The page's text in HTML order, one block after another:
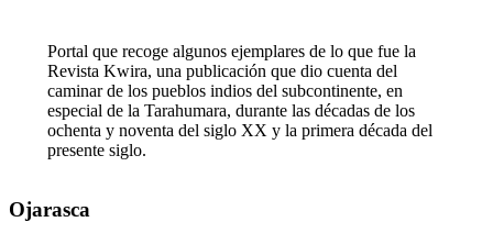
Portal que recoge algunos ejemplares de lo que fue la
Revista Kwira, una publicación que dio cuenta del
caminar de los pueblos indios del subcontinente, en
especial de la Tarahumara, durante las décadas de los
ochenta y noventa del siglo XX y la primera década del
presente siglo.
Ojarasca